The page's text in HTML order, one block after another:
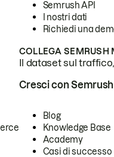
Semrush API
I nostri dati
Richiedi una
COLLEGA SEMRUSH
Il dataset sul
Cresci con Semrush
Blog
Knowledge Base
Academy
Casi di successo